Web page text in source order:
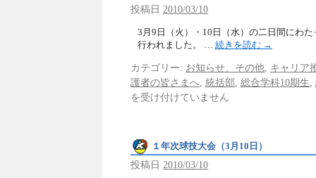
投稿日 2010/03/10
3月9日（火）・10日（水）の二日間にわ
行われました。 … 続きを読む →
カテゴリー: お知らせ、その他 キャリア
護者の皆さまへ 統括部 総合学科10期生
を受け付けていません
１年次球技大会（3月10日）
投稿日 2010/03/10